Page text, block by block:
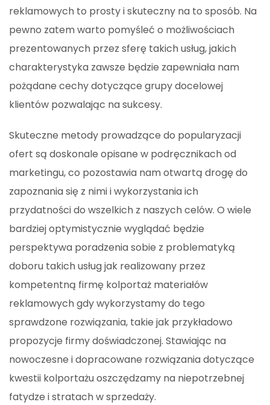
reklamowych to prosty i skuteczny na to sposób. Na
pewno zatem warto pomyśleć o możliwościach
prezentowanych przez sferę takich usług, jakich
charakterystyka zawsze będzie zapewniała nam
pożądane cechy dotyczące grupy docelowej
klientów pozwalając na sukcesy.
Skuteczne metody prowadzące do popularyzacji
ofert są doskonale opisane w podręcznikach od
marketingu, co pozostawia nam otwartą drogę do
zapoznania się z nimi i wykorzystania ich
przydatności do wszelkich z naszych celów. O wiele
bardziej optymistycznie wyglądać będzie
perspektywa poradzenia sobie z problematyką
doboru takich usług jak realizowany przez
kompetentną firmę kolportaż materiałów
reklamowych gdy wykorzystamy do tego
sprawdzone rozwiązania, takie jak przykładowo
propozycje firmy doświadczonej. Stawiając na
nowoczesne i dopracowane rozwiązania dotyczące
kwestii kolportażu oszczędzamy na niepotrzebnej
fatydze i stratach w sprzedaży.